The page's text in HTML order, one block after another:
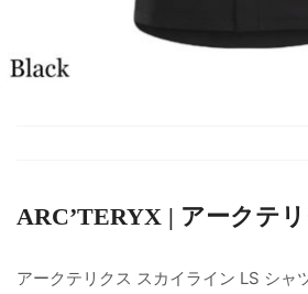
ARC’TERYX | アークテ
アークテリクス スカイライン LS シャ